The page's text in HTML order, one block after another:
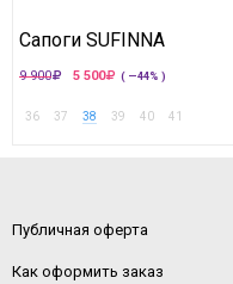
Сапоги SUFINNA
9 900 5 500 ( —44% )
36 37 38 39 40 41
Публичная оферта
Как оформить заказ